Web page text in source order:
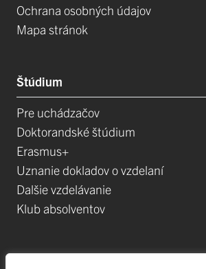
Ochrana osobných údajov
Mapa stránok
Štúdium
Pre uchádzačov
Doktorandské štúdium
Erasmus+
Uznanie dokladov o vzdelaní
Dalšie vzdelávanie
Klub absolventov